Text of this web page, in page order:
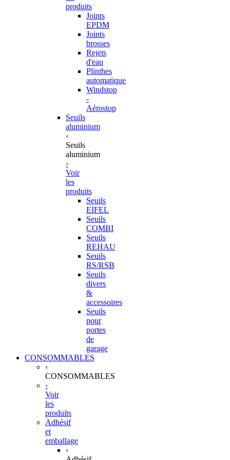
produits
Joints
EPDM
Joints
brosses
Rejets
d'eau
Plinthes
automatique
Windstop
-
Aérostop
Seuils
aluminium
‹
Seuils
aluminium
›
Voir
les
produits
Seuils
EIFEL
Seuils
COMBI
Seuils
REHAU
Seuils
RS/RSB
Seuils
divers
&
accessoires
Seuils
pour
portes
de
garage
CONSOMMABLES
‹
CONSOMMABLES
›
Voir
les
produits
Adhésif
et
emballage
‹